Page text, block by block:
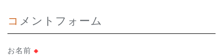
コメントフォーム
お名前 ※